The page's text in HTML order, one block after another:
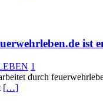
ist
1
durch
[…]